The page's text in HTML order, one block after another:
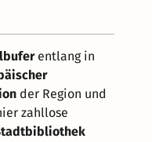
entlang in
der Region und
zahllose